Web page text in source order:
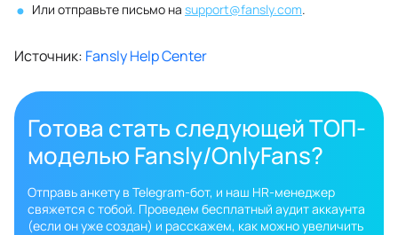
Или отправьте письмо на support@fansly.com.
Источник: Fansly Help Center
Готова стать следующей ТОП-
моделью Fansly/OnlyFans?
Отправь анкету в Telegram-бот, и наш HR-менеджер
свяжется с тобой. Проведем бесплатный аудит аккаунта
(если он уже создан) и расскажем, как можно увеличить